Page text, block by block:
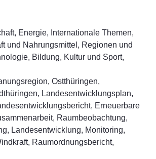
Energie, Internationale Themen,
und Nahrungsmittel, Regionen und
Bildung, Kultur und Sport,
Ostthüringen,
Landesentwicklungsplan,
Erneuerbare
Raumbeobachtung,
Landesentwicklung, Monitoring,
Raumordnungsbericht,